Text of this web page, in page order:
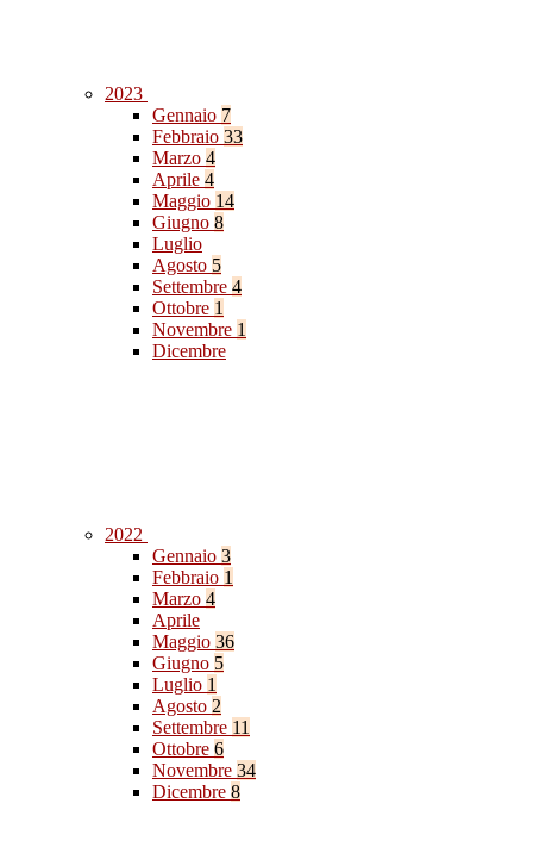
2023
Gennaio 7
Febbraio 33
Marzo 4
Aprile 4
Maggio 14
Giugno 8
Luglio
Agosto 5
Settembre 4
Ottobre 1
Novembre 1
Dicembre
2022
Gennaio 3
Febbraio 1
Marzo 4
Aprile
Maggio 36
Giugno 5
Luglio 1
Agosto 2
Settembre 11
Ottobre 6
Novembre 34
Dicembre 8